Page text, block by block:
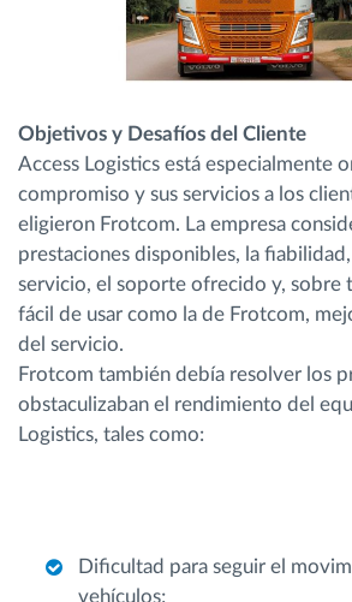
Objetivos y Desafíos del Cliente
Access Logistics está especialmente
compromiso y sus servicios a los
eligieron Frotcom. La empresa
prestaciones disponibles, la
servicio, el soporte ofrecido y, sobre
fácil de usar como la de Frotcom,
del servicio.
Frotcom también debía resolver los
obstaculizaban el rendimiento del
Logistics, tales como:
Dificultad para seguir el
vehículos;